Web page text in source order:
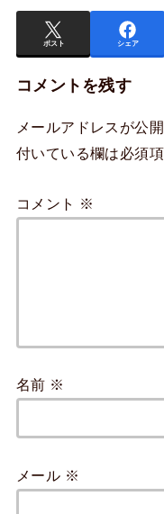
ポスト シェア
コメントを残す
メールアドレスが公
付いている欄は必須
コメント ※
名前 ※
メール ※